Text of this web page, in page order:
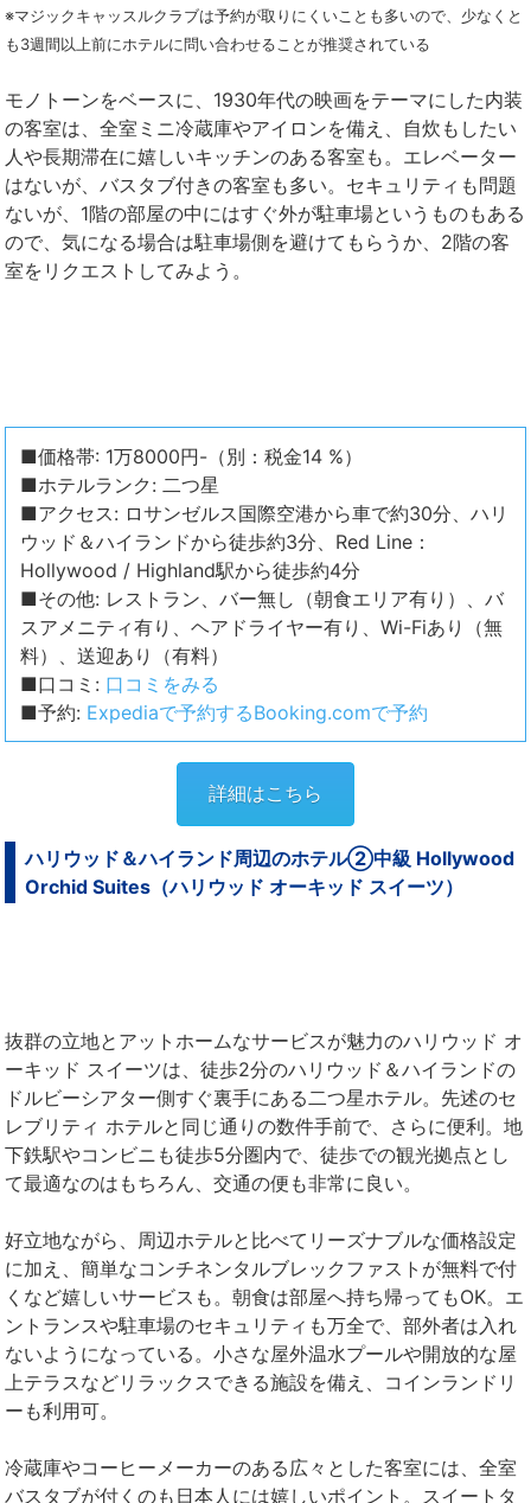
※マジックキャッスルクラブは予約が取りにくいことも多いので、少なくと
も3週間以上前にホテルに問い合わせることが推奨されている
モノトーンをベースに、1930年代の映画をテーマにした内装
の客室は、全室ミニ冷蔵庫やアイロンを備え、自炊もしたい
人や長期滞在に嬉しいキッチンのある客室も。エレベーター
はないが、バスタブ付きの客室も多い。セキュリティも問題
ないが、1階の部屋の中にはすぐ外が駐車場というものもある
ので、気になる場合は駐車場側を避けてもらうか、2階の客
室をリクエストしてみよう。
■価格帯: 1万8000円-（別：税金14 %）
■ホテルランク: 二つ星
■アクセス: ロサンゼルス国際空港から車で約30分、ハリ
ウッド＆ハイランドから徒歩約3分、Red Line：
Hollywood / Highland駅から徒歩約4分
■その他: レストラン、バー無し（朝食エリア有り）、バ
スアメニティ有り、ヘアドライヤー有り、Wi-Fiあり（無
料）、送迎あり（有料）
■口コミ: 口コミをみる
■予約: Expediaで予約するBooking.comで予約
詳細はこちら
ハリウッド＆ハイランド周辺のホテル②中級 Hollywood
Orchid Suites（ハリウッド オーキッド スイーツ）
抜群の立地とアットホームなサービスが魅力のハリウッド オ
ーキッド スイーツは、徒歩2分のハリウッド＆ハイランドの
ドルビーシアター側すぐ裏手にある二つ星ホテル。先述のセ
レブリティ ホテルと同じ通りの数件手前で、さらに便利。地
下鉄駅やコンビニも徒歩5分圏内で、徒歩での観光拠点とし
て最適なのはもちろん、交通の便も非常に良い。
好立地ながら、周辺ホテルと比べてリーズナブルな価格設定
に加え、簡単なコンチネンタルブレックファストが無料で付
くなど嬉しいサービスも。朝食は部屋へ持ち帰ってもOK。エ
ントランスや駐車場のセキュリティも万全で、部外者は入れ
ないようになっている。小さな屋外温水プールや開放的な屋
上テラスなどリラックスできる施設を備え、コインランドリ
ーも利用可。
冷蔵庫やコーヒーメーカーのある広々とした客室には、全室
バスタブが付くのも日本人には嬉しいポイント。スイートタ